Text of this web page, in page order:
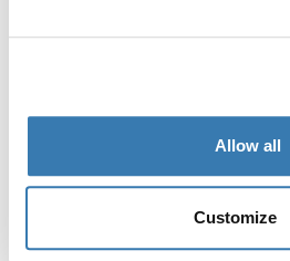
Allow all
Customize
Toggle
Технические